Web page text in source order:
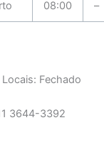
08:00 –
Fechado
3644-3392